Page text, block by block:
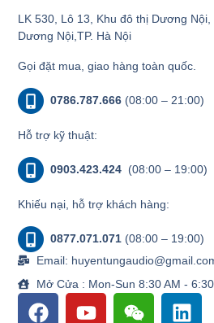
LK 530, Lô 13, Khu đô thị Dương
Dương Nội,TP. Hà Nội
Gọi đặt mua, giao hàng toàn quốc.
0786.787.666 (08:00 – 21:00)
Hỗ trợ kỹ thuật:
0903.423.424 (08:00 – 19:00)
Khiếu nại, hỗ trợ khách hàng:
0877.071.071 (08:00 – 19:00)
Email:
Mở Cửa : Mon-Sun 8:30 AM -